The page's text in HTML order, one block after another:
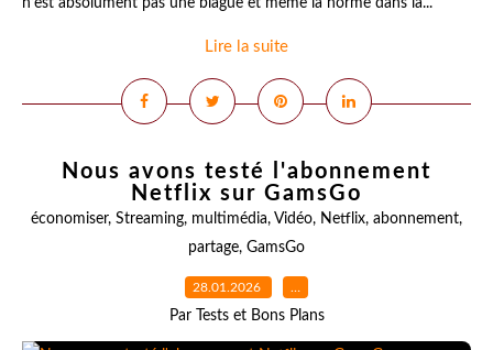
n'est absolument pas une blague et même la norme dans la...
Lire la suite
Nous avons testé l'abonnement
Netflix sur GamsGo
économiser, Streaming, multimédia, Vidéo, Netflix, abonnement,
partage, GamsGo
28.01.2026 …
Par Tests et Bons Plans